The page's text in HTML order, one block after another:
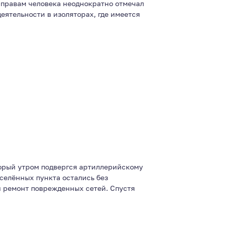
человека неоднократно отмечал
в изоляторах, где имеется
утром подвергся артиллерийскому
пункта остались без
поврежденных сетей. Спустя